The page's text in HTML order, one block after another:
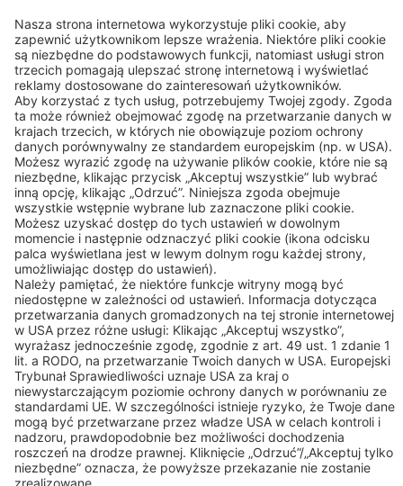
Kontakt
BEKO TECHNOLOGIES Sp. z o.o.
ul. Pańska 73
00-834 WARSZAWA
Tel: +48 (22 314 75 40)
Kontakt
Linki
© 2026 BEKO TECHNOLOGIES
Sitemap
Dostosuj ustawienia plików cookie
Prywatność
Nota prawna
Privacy Settings